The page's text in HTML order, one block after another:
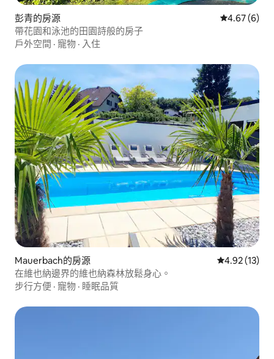
彭青的房源 從 6 則評價
4.67 (6)
帶花園和泳池的田園詩般的房子
戶外空間 · 寵物 · 入住
Mauerbach的房源 從 13 則評價
4.92 (13)
在維也納邊界的維也納森林放鬆身心。
步行方便 · 寵物 · 睡眠品質